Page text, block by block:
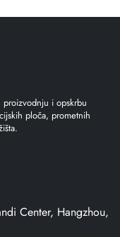
proizvodnju i opskrbu
ploča, prometnih
Center, Hangzhou,